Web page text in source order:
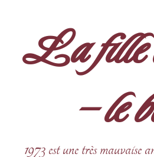
La fille
– le
1973 est une très mauvaise